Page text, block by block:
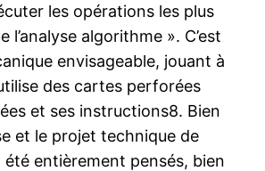
les opérations les plus
l’analyse algorithme ». C’est
envisageable, jouant à
des cartes perforées
et ses instructions8. Bien
et le projet technique de
été entièrement pensés, bien